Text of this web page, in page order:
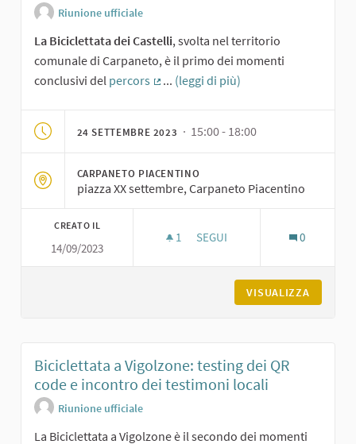
Riunione ufficiale
La Biciclettata dei Castelli, svolta nel territorio
comunale di Carpaneto, è il primo dei momenti
conclusivi del percors
... (leggi di più)
24 SETTEMBRE 2023 · 15:00 - 18:00
CARPANETO PIACENTINO
piazza XX settembre, Carpaneto Piacentino
CREATO IL
14/09/2023
1 1 SOSTENITORI
SEGUI 0
VISUALIZZA
Biciclettata a Vigolzone: testing dei QR
code e incontro dei testimoni locali
Riunione ufficiale
La Biciclettata a Vigolzone è il secondo dei momenti